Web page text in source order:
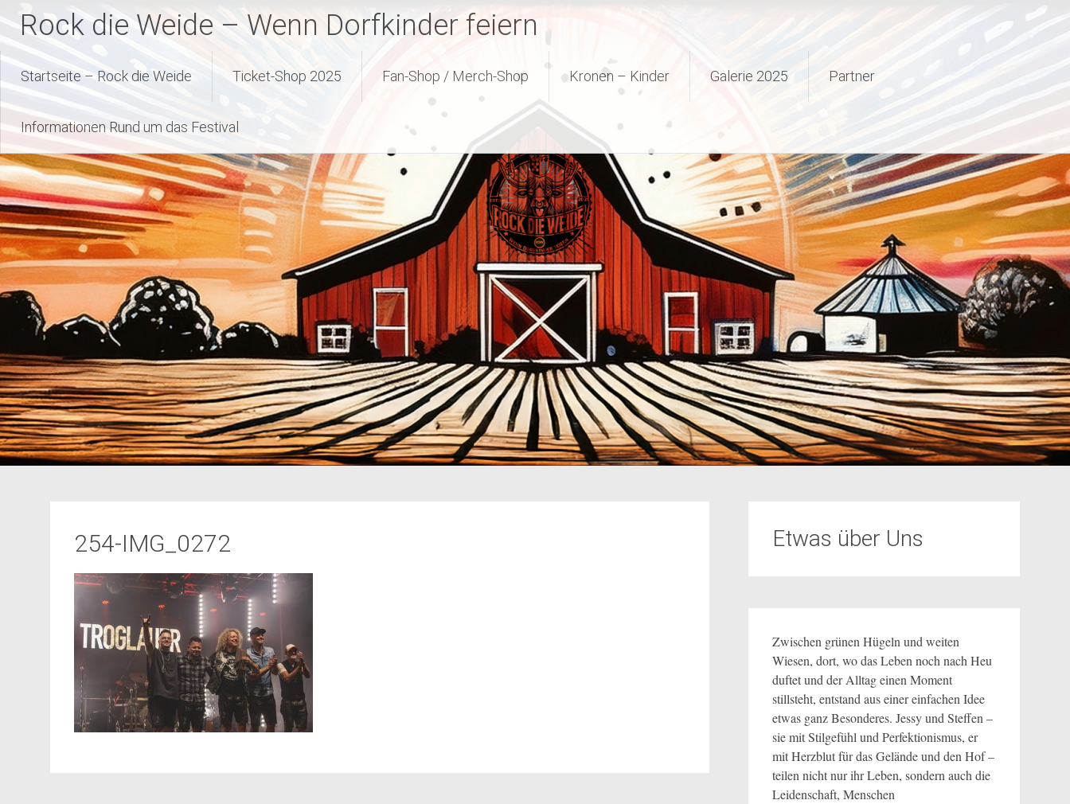
InhaltRock die Weide – Wenn Dorfkinder feiern
Startseite – Rock die Weide Ticket-Shop 2025 Fan-Shop / Merch-Shop Kronen – Kinder Galerie 2025 Partner
Informationen Rund um das Festival
254-IMG_0272 Etwas über Uns
Zwischen grünen Hügeln und weiten
Wiesen, dort, wo das Leben noch nach Heu
duftet und der Alltag einen Moment
stillsteht, entstand aus einer einfachen Idee
etwas ganz Besonderes. Jessy und Steffen –
sie mit Stilgefühl und Perfektionismus, er
mit Herzblut für das Gelände und den Hof –
teilen nicht nur ihr Leben, sondern auch die
Leidenschaft, Menschen